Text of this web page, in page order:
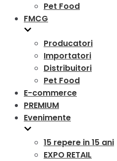
Pet Food
FMCG
Producatori
Importatori
Distribuitori
Pet Food
E-commerce
PREMIUM
Evenimente
15 repere in 15 ani
EXPO RETAIL